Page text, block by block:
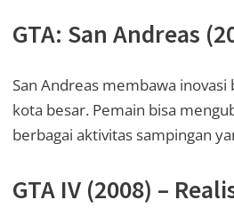
GTA: San Andreas
San Andreas membawa
kota besar. Pemain bisa
berbagai aktivitas sampingan
GTA IV (2008) –